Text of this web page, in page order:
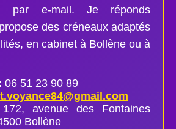
par e-mail. Je réponds
des créneaux adaptés
en cabinet à Bollène ou à
06 51 23 90 89
172, avenue des Fontaines
Bollène